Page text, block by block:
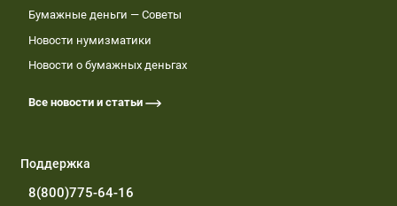
Бумажные деньги — Советы
Новости нумизматики
Новости о бумажных деньгах
Все новости и статьи
Поддержка
8(800)775-64-16